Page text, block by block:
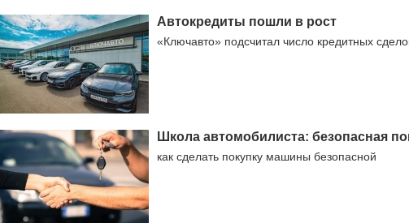
Автокредиты пошли в рост
«Ключавто» подсчитал число кредитных
Школа автомобилиста: безопасная
как сделать покупку машины безопасной